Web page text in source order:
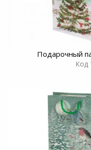
Подарочный
Код